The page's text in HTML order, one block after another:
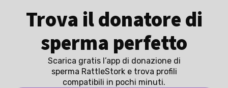
Trova il donatore di
sperma perfetto
Scarica gratis l’app di donazione di
sperma RattleStork e trova profili
compatibili in pochi minuti.